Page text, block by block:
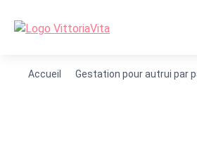
Accueil Gestation pour autrui par